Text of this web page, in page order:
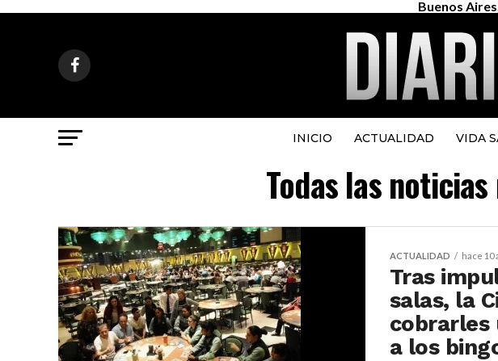
Buenos
INICIO ACTUALIDAD VIDA
Todas las
ACTUALIDAD hace 10
Tras
salas, la
cobrarles
a los